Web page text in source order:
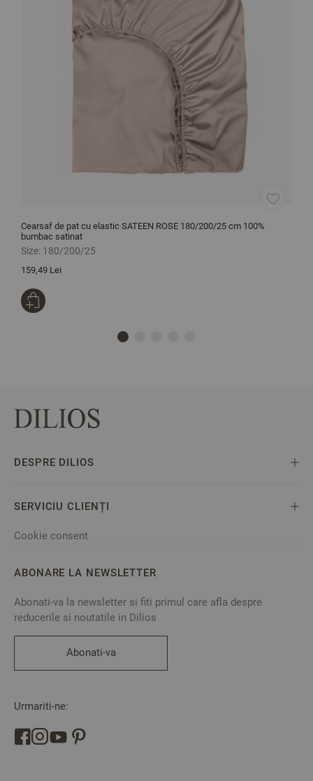
Cearsaf de pat cu elastic SATEEN ROSE 180/200/25 cm 100%
bumbac satinat
Size: 180/200/25
159,49 Lei
DESPRE DILIOS
SERVICIU CLIENȚI
Cookie consent
ABONARE LA NEWSLETTER
Abonati-va la newsletter si fiti primul care afla despre
reducerile si noutatile in Dilios
Abonati-va
Urmariti-ne: